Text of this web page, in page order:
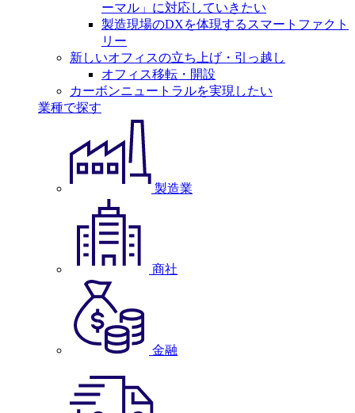
ーマル」に対応していきたい
製造現場のDXを体現するスマートファクト
リー
新しいオフィスの立ち上げ・引っ越し
オフィス移転・開設
カーボンニュートラルを実現したい
業種で探す
製造業
商社
金融